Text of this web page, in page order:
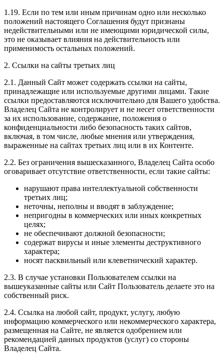
1.19. Если по тем или иным причинам одно или несколько
положений настоящего Соглашения будут признаны
недействительными или не имеющими юридической силы,
это не оказывает влияния на действительность или
применимость остальных положений.
2. Ссылки на сайты третьих лиц
2.1. Данный Сайт может содержать ссылки на сайты,
принадлежащие или используемые другими лицами. Такие
ссылки предоставляются исключительно для Вашего удобства.
Владелец Сайта не контролирует и не несет ответственности
за их использование, содержание, положения о
конфиденциальности либо безопасность таких сайтов,
включая, в том числе, любые мнения или утверждения,
выраженные на сайтах третьих лиц или в их Контенте.
2.2. Без ограничения вышесказанного, Владелец Сайта особо
оговаривает отсутствие ответственности, если такие сайты:
нарушают права интеллектуальной собственности
третьих лиц;
неточны, неполны и вводят в заблуждение;
непригодны в коммерческих или иных конкретных
целях;
не обеспечивают должной безопасности;
содержат вирусы и иные элементы деструктивного
характера;
носят пасквильный или клеветнический характер.
2.3. В случае установки Пользователем ссылки на
вышеуказанные сайты или Сайт Пользователь делаете это на
собственный риск.
2.4. Ссылка на любой сайт, продукт, услугу, любую
информацию коммерческого или некоммерческого характера,
размещенная на Сайте, не является одобрением или
рекомендацией данных продуктов (услуг) со стороны
Владелец Сайта.